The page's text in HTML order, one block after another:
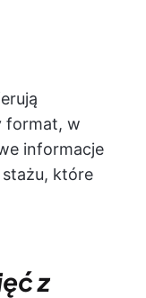
format, w
informacje
które
z